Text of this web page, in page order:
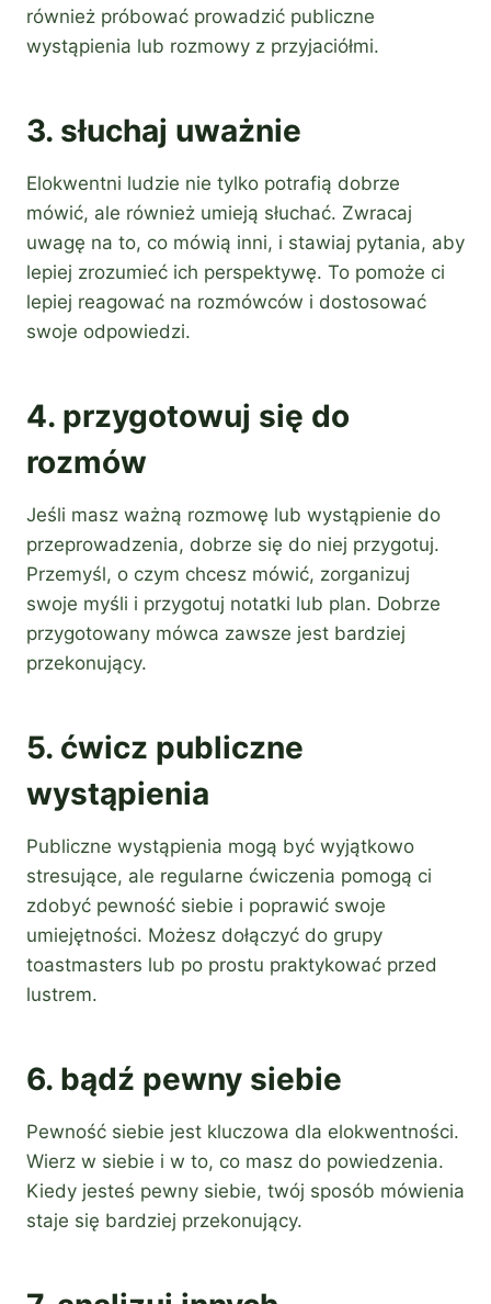
również próbować prowadzić publiczne
wystąpienia lub rozmowy z przyjaciółmi.
3. słuchaj uważnie
Elokwentni ludzie nie tylko potrafią dobrze
mówić, ale również umieją słuchać. Zwracaj
uwagę na to, co mówią inni, i stawiaj pytania, aby
lepiej zrozumieć ich perspektywę. To pomoże ci
lepiej reagować na rozmówców i dostosować
swoje odpowiedzi.
4. przygotowuj się do
rozmów
Jeśli masz ważną rozmowę lub wystąpienie do
przeprowadzenia, dobrze się do niej przygotuj.
Przemyśl, o czym chcesz mówić, zorganizuj
swoje myśli i przygotuj notatki lub plan. Dobrze
przygotowany mówca zawsze jest bardziej
przekonujący.
5. ćwicz publiczne
wystąpienia
Publiczne wystąpienia mogą być wyjątkowo
stresujące, ale regularne ćwiczenia pomogą ci
zdobyć pewność siebie i poprawić swoje
umiejętności. Możesz dołączyć do grupy
toastmasters lub po prostu praktykować przed
lustrem.
6. bądź pewny siebie
Pewność siebie jest kluczowa dla elokwentności.
Wierz w siebie i w to, co masz do powiedzenia.
Kiedy jesteś pewny siebie, twój sposób mówienia
staje się bardziej przekonujący.